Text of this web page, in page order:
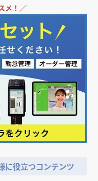
メ！／
に役立つコンテンツ